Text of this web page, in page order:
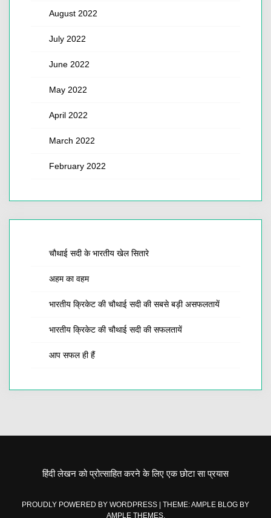
August 2022
July 2022
June 2022
May 2022
April 2022
March 2022
February 2022
चौथाई सदी के भारतीय खेल सितारे
अहम का वहम
भारतीय क्रिकेट की चौथाई सदी की सबसे बड़ी असफलतायें
भारतीय क्रिकेट की चौथाई सदी की सफलतायें
आप सफल ही हैं
हिंदी लेखन को प्रोत्साहित करने के लिए एक छोटा सा प्रयास
PROUDLY POWERED BY WORDPRESS
THEME: AMPLE BLOG BY
AMPLE THEMES.